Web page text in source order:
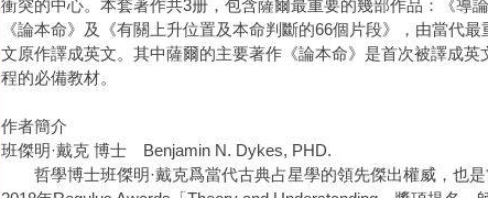
衝突的中心。本套著作共3册，包含薩爾最重要的幾部作品：《導
《論本命》及《有關上升位置及本命判斷的66個片段》，由當代
文原作譯成英文。其中薩爾的主要著作《論本命》是首次被譯成
程的必備教材。
作者簡介
班傑明·戴克 博士 Benjamin N. Dykes, PHD.
哲學博士班傑明·戴克爲當代古典占星學的領先傑出權威，也